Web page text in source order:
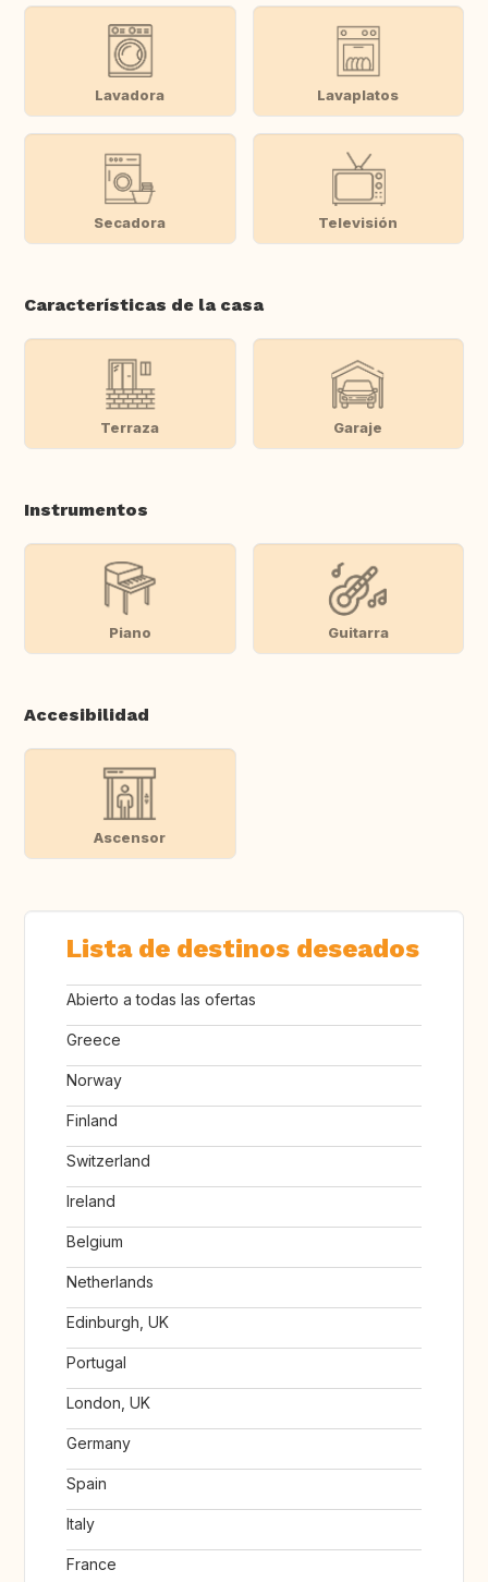
Lavadora Lavaplatos
Secadora Televisión
Características de la casa
Terraza Garaje
Instrumentos
Piano Guitarra
Accesibilidad
Ascensor
Lista de destinos deseados
Abierto a todas las ofertas
Greece
Norway
Finland
Switzerland
Ireland
Belgium
Netherlands
Edinburgh, UK
Portugal
London, UK
Germany
Spain
Italy
France